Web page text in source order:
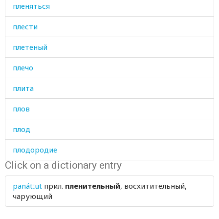
пленяться
плести
плетеный
плечо
плита
плов
плод
плодородие
плодородный
плоский
Click on a dictionary entry
panátːut прил. пленительный, восхитительный,
чарующий